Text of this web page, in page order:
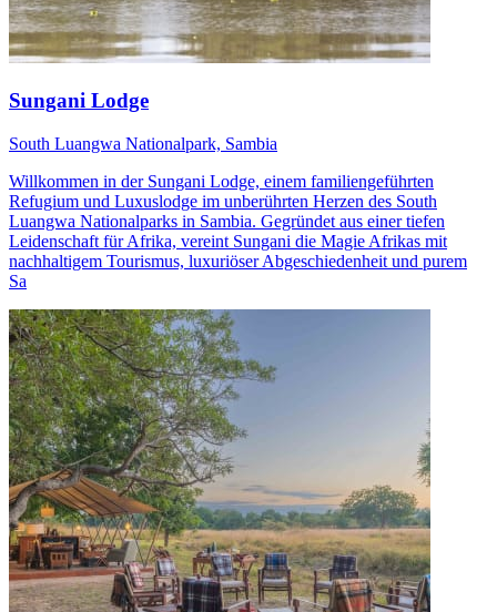
Sungani Lodge
South Luangwa Nationalpark, Sambia
Willkommen in der Sungani Lodge, einem familiengeführten
Refugium und Luxuslodge im unberührten Herzen des South
Luangwa Nationalparks in Sambia. Gegründet aus einer tiefen
Leidenschaft für Afrika, vereint Sungani die Magie Afrikas mit
nachhaltigem Tourismus, luxuriöser Abgeschiedenheit und purem
Sa